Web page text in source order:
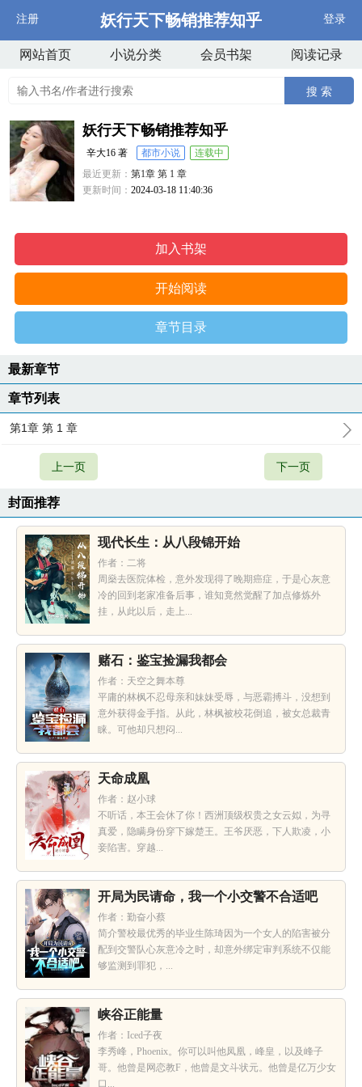
注册 妖行天下畅销推荐知乎 登录
网站首页 小说分类 会员书架 阅读记录
搜 索
妖行天下畅销推荐知乎
辛大16 著 都市小说
连载中
最近更新：第1章 第 1 章
更新时间：2024-03-18 11:40:36
加入书架
开始阅读
章节目录
最新章节
章节列表
第1章 第 1 章
上一页 下一页
封面推荐
现代长生：从八段锦开始
作者：二将
周燊去医院体检，意外发现得了晚期癌症，于是心灰意
冷的回到老家准备后事，谁知竟然觉醒了加点修炼外
挂，从此以后，走上...
赌石：鉴宝捡漏我都会
作者：天空之舞本尊
平庸的林枫不忍母亲和妹妹受辱，与恶霸搏斗，没想到
意外获得金手指。从此，林枫被校花倒追，被女总裁青
睐。可他却只想闷...
天命成凰
作者：赵小球
不听话，本王会休了你！西洲顶级权贵之女云姒，为寻
真爱，隐瞒身份穿下嫁楚王。王爷厌恶，下人欺凌，小
妾陷害。穿越...
开局为民请命，我一个小交警不合适吧
作者：勤奋小蔡
简介警校最优秀的毕业生陈琦因为一个女人的陷害被分
配到交警队心灰意冷之时，却意外绑定审判系统不仅能
够监测到罪犯，...
峡谷正能量
作者：Iced子夜
李秀峰，Phoenix。你可以叫他凤凰，峰皇，以及峰子
哥。他曾是网恋教F，他曾是文斗状元。他曾是亿万少女
口...